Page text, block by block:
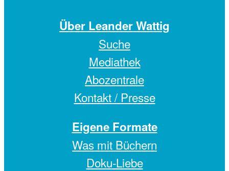
Über Leander Wattig
Suche
Mediathek
Abozentrale
Kontakt / Presse
Eigene Formate
Was mit Büchern
Doku-Liebe